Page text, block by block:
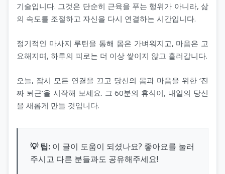
기술입니다. 그것은 단순히 근육을 푸는 행위가 아니라, 삶
의 속도를 조절하고 자신을 다시 연결하는 시간입니다.
정기적인 마사지 루틴을 통해 몸은 가벼워지고, 마음은 고
요해지며, 하루의 피로는 더 이상 쌓이지 않고 흘러갑니다.
오늘, 잠시 모든 연결을 끄고 당신의 몸과 마음을 위한 ‘진
짜 퇴근’을 시작해 보세요. 그 60분의 휴식이, 내일의 당신
을 새롭게 만들 것입니다.
💡 팁: 이 글이 도움이 되셨나요? 좋아요를 눌러
주시고 다른 분들과도 공유해주세요!